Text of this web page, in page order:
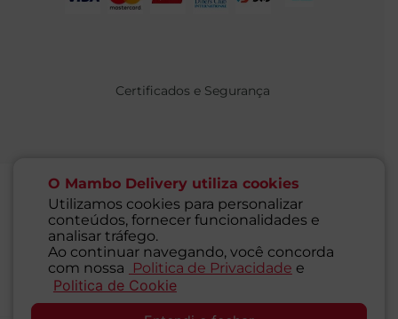
O Mambo Delivery utiliza cookies
Utilizamos cookies para personalizar
conteúdos, fornecer funcionalidades e
analisar tráfego.
Ao continuar navegando, você concorda
com nossa
Politica de Privacidade e
Politica de Cookie
Certificados e Segurança
@ 2021 MAMBO - TODOS OS DIREITOS RESERVADOS
Supermercados Mambo Ltda.
CNPJ: 71.676.316/0001-46 - Inscrição Estadual: 116.827.781.117
Endereço: Rua Guaipá, 255 - Vila Leopoldina - São Paulo - SP -